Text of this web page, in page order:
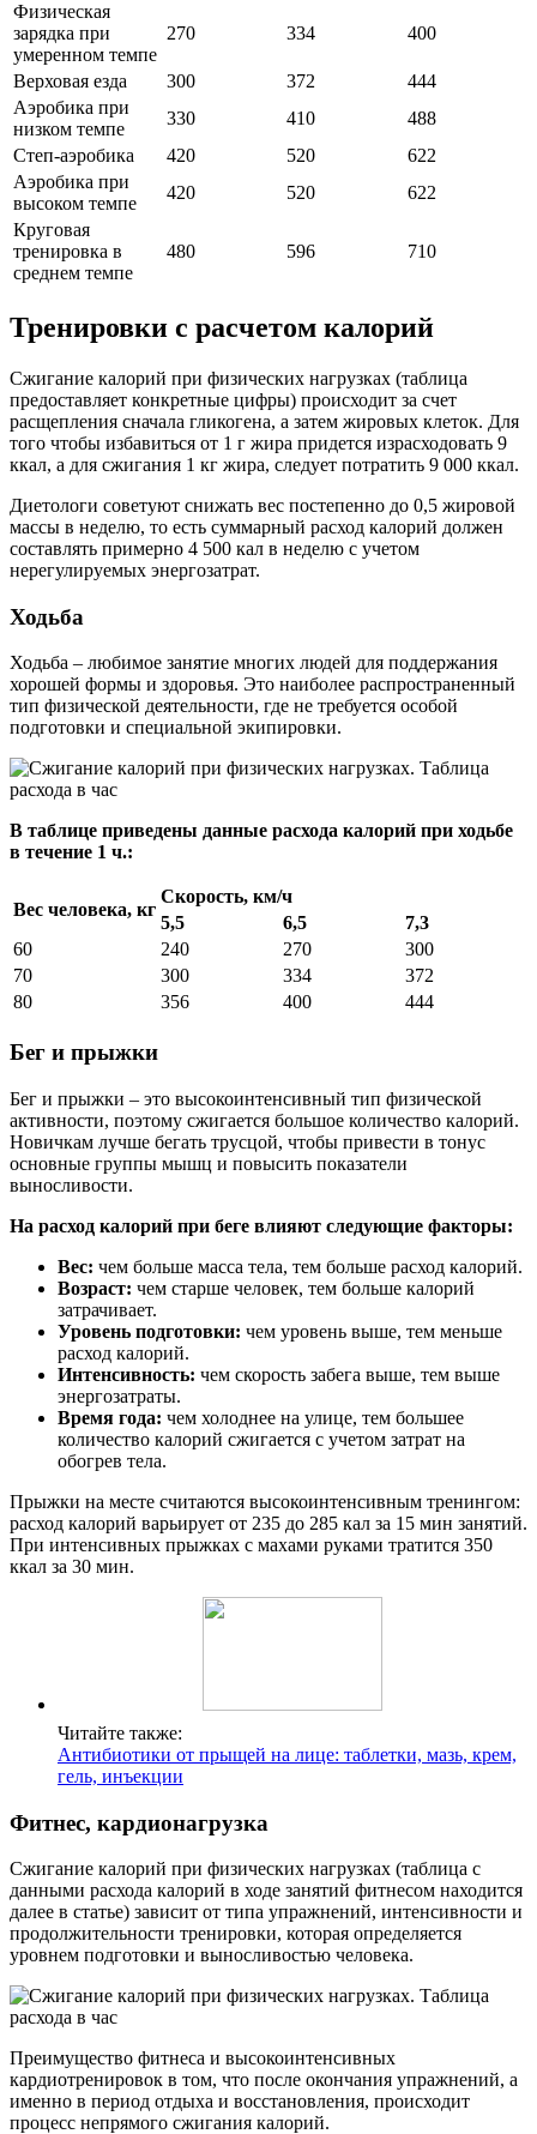
Физическая
зарядка при
умеренном темпе
270 334 400
Верховая езда 300 372
444
Аэробика при
низком темпе
330 410
488
Степ-аэробика
420 520
622
Аэробика при
высоком темпе
420 520
622
Круговая
тренировка в
среднем темпе
480 596 710
Тренировки с расчетом калорий
Сжигание калорий при физических нагрузках (таблица
предоставляет конкретные цифры) происходит за счет
расщепления сначала гликогена, а затем жировых клеток. Для
того чтобы избавиться от 1 г жира придется израсходовать 9
ккал, а для сжигания 1 кг жира, следует потратить 9 000 ккал.
Диетологи советуют снижать вес постепенно до 0,5 жировой
массы в неделю, то есть суммарный расход калорий должен
составлять примерно 4 500 кал в неделю с учетом
нерегулируемых энергозатрат.
Ходьба
Ходьба – любимое занятие многих людей для поддержания
хорошей формы и здоровья. Это наиболее распространенный
тип физической деятельности, где не требуется особой
подготовки и специальной экипировки.
В таблице приведены данные расхода калорий при ходьбе
в течение 1 ч.:
Вес человека, кг
Скорость, км/ч
5,5
6,5
7,3
60
240 270
300
70
300 334
372
80
356 400 444
Бег и прыжки
Бег и прыжки – это высокоинтенсивный тип физической
активности, поэтому сжигается большое количество калорий.
Новичкам лучше бегать трусцой, чтобы привести в тонус
основные группы мышц и повысить показатели
выносливости.
На расход калорий при беге влияют следующие факторы:
Вес: чем больше масса тела, тем больше расход калорий.
Возраст: чем старше человек, тем больше калорий
затрачивает.
Уровень подготовки: чем уровень выше, тем меньше
расход калорий.
Интенсивность: чем скорость забега выше, тем выше
энергозатраты.
Время года: чем холоднее на улице, тем большее
количество калорий сжигается с учетом затрат на
обогрев тела.
Прыжки на месте считаются высокоинтенсивным тренингом:
расход калорий варьирует от 235 до 285 кал за 15 мин занятий.
При интенсивных прыжках с махами руками тратится 350
ккал за 30 мин.
Читайте также:
Антибиотики от прыщей на лице: таблетки, мазь, крем,
гель, инъекции
Фитнес, кардионагрузка
Сжигание калорий при физических нагрузках (таблица с
данными расхода калорий в ходе занятий фитнесом находится
далее в статье) зависит от типа упражнений, интенсивности и
продолжительности тренировки, которая определяется
уровнем подготовки и выносливостью человека.
Преимущество фитнеса и высокоинтенсивных
кардиотренировок в том, что после окончания упражнений, а
именно в период отдыха и восстановления, происходит
процесс непрямого сжигания калорий.